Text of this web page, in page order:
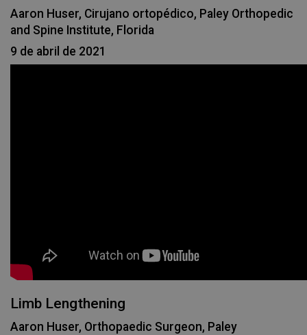
Aaron Huser, Cirujano ortopédico, Paley Orthopedic
and Spine Institute, Florida
9 de abril de 2021
Limb Lengthening
Aaron Huser, Orthopaedic Surgeon, Paley